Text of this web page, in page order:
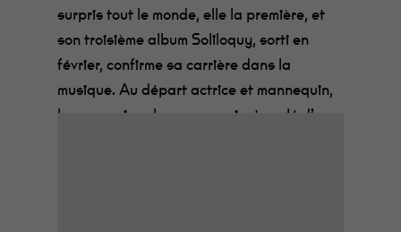
surpris tout le monde, elle la première, et
son troisième album Soliloquy, sorti en
février, confirme sa carrière dans la
musique. Au départ actrice et mannequin,
les mauvaises langues avaient parlé d’un